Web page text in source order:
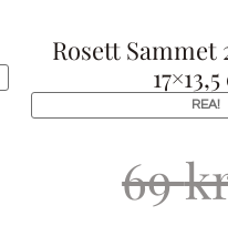
Rosett Sammet
REA!
69